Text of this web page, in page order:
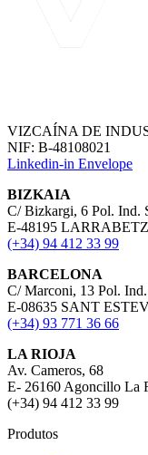
VIZCAÍNA DE
NIF: B-48108021
Linkedin-in Envelope
BIZKAIA
C/ Bizkargi, 6 Pol. Ind.
E-48195
(+34) 94 412 33 99
BARCELONA
C/ Marconi, 13 Pol.
E-08635 SANT
(+34) 93 771 36 66
LA RIOJA
Av. Cameros, 68
E- 26160 Agoncillo La
(+34) 94 412 33 99
Produtos